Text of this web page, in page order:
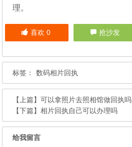
理。
喜欢 0 抢沙发
标签： 数码相片回执
【上篇】可以拿照片去照相馆做回执吗
【下篇】相片回执自己可以办理吗
给我留言